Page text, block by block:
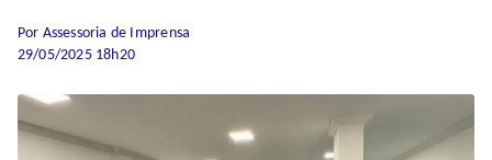
Por Assessoria de Imprensa
29/05/2025 18h20